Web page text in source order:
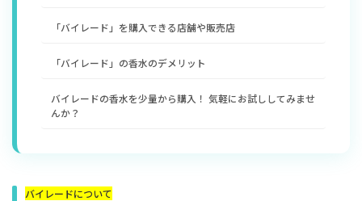
「バイレード」を購入できる店舗や販売店
「バイレード」の香水のデメリット
バイレードの香水を少量から購入！ 気軽にお試ししてみませ
んか？
バイレードについて